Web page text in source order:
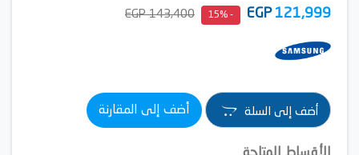
121,999
EGP
- 15%
143,400 EGP
أضف إلى السلة أضف إلى المقارنة